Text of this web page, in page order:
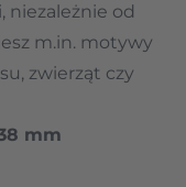
niezależnie od
m.in. motywy
zwierząt czy
mm